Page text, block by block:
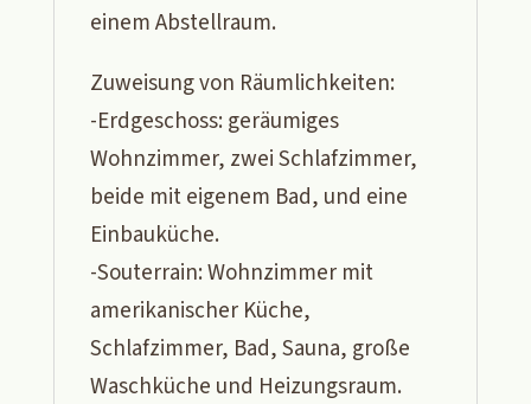
einem Abstellraum.
Zuweisung von Räumlichkeiten:
-Erdgeschoss: geräumiges
Wohnzimmer, zwei Schlafzimmer,
beide mit eigenem Bad, und eine
Einbauküche.
-Souterrain: Wohnzimmer mit
amerikanischer Küche,
Schlafzimmer, Bad, Sauna, große
Waschküche und Heizungsraum.